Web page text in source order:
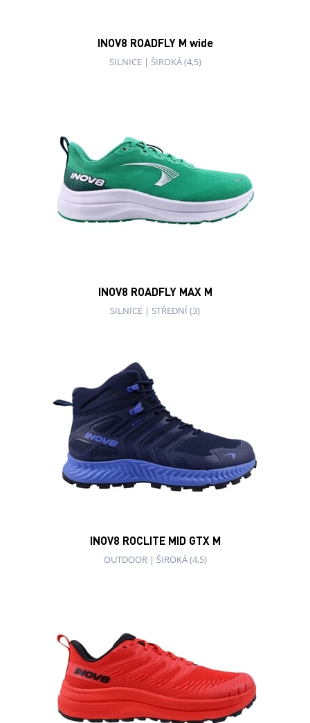
INOV8 ROADFLY M wide
SILNICE | ŠIROKÁ (4,5)
INOV8 ROADFLY MAX M
SILNICE | STŘEDNÍ (3)
INOV8 ROCLITE MID GTX M
OUTDOOR | ŠIROKÁ (4,5)